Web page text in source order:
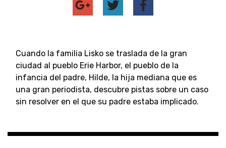
Cuando la familia Lisko se traslada de la gran
ciudad al pueblo Erie Harbor, el pueblo de la
infancia del padre, Hilde, la hija mediana que es
una gran periodista, descubre pistas sobre un caso
sin resolver en el que su padre estaba implicado.